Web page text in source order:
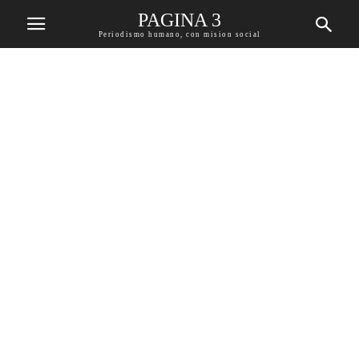
PAGINA 3
Periodismo humano, con mision social